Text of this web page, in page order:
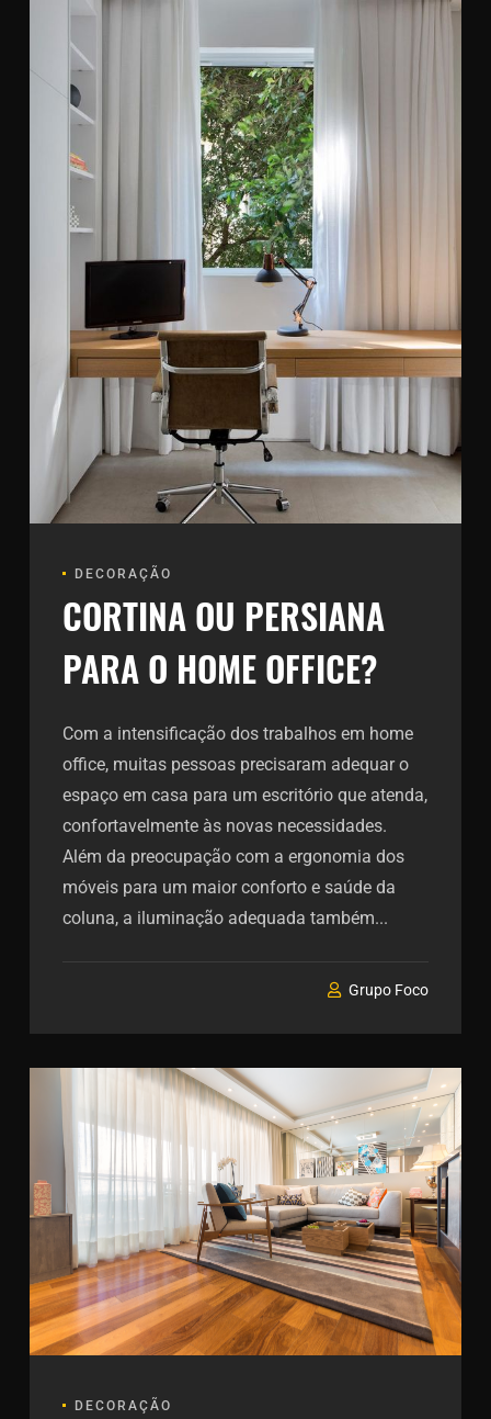
DECORAÇÃO
CORTINA OU PERSIANA
PARA O HOME OFFICE?
Com a intensificação dos trabalhos em home
office, muitas pessoas precisaram adequar o
espaço em casa para um escritório que atenda,
confortavelmente às novas necessidades.
Além da preocupação com a ergonomia dos
móveis para um maior conforto e saúde da
coluna, a iluminação adequada também...
Grupo Foco
DECORAÇÃO